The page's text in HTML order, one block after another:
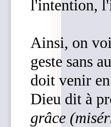
l'intention,
Ainsi, on
geste sans
doit venir
grâce